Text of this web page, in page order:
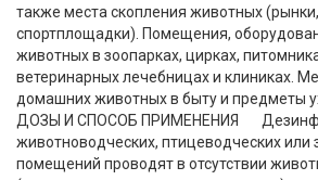
также места скопления животных
спортплощадки). Помещения,
животных в зоопарках, цирках,
ветеринарных лечебницах и клиниках.
домашних животных в быту и предметы
ДОЗЫ И СПОСОБ ПРИМЕНЕНИЯ
животноводческих, птицеводческих или
помещений проводят в отсутствии